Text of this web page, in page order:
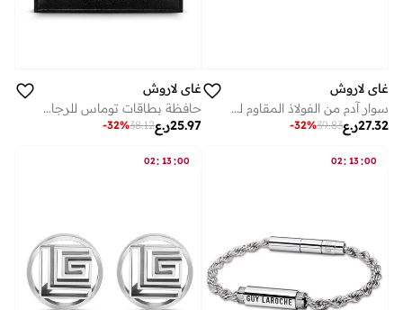
غاي لاروش
سوار آدم من الفولاذ المقاوم للصدأ
ر.ع27.32
39.83
-32%
غاي لاروش
حافظة بطاقات توماس للرجال
ر.ع25.97
38.12
-32%
02: 13:00
02: 13:00